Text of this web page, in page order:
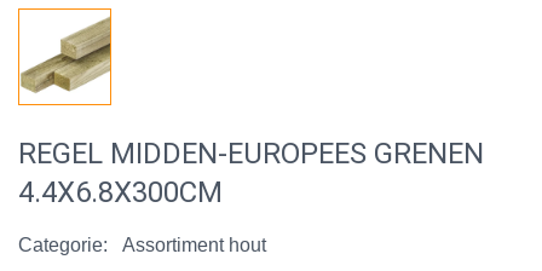
REGEL MIDDEN-EUROPEES GRENEN
4.4X6.8X300CM
Categorie:
Assortiment hout